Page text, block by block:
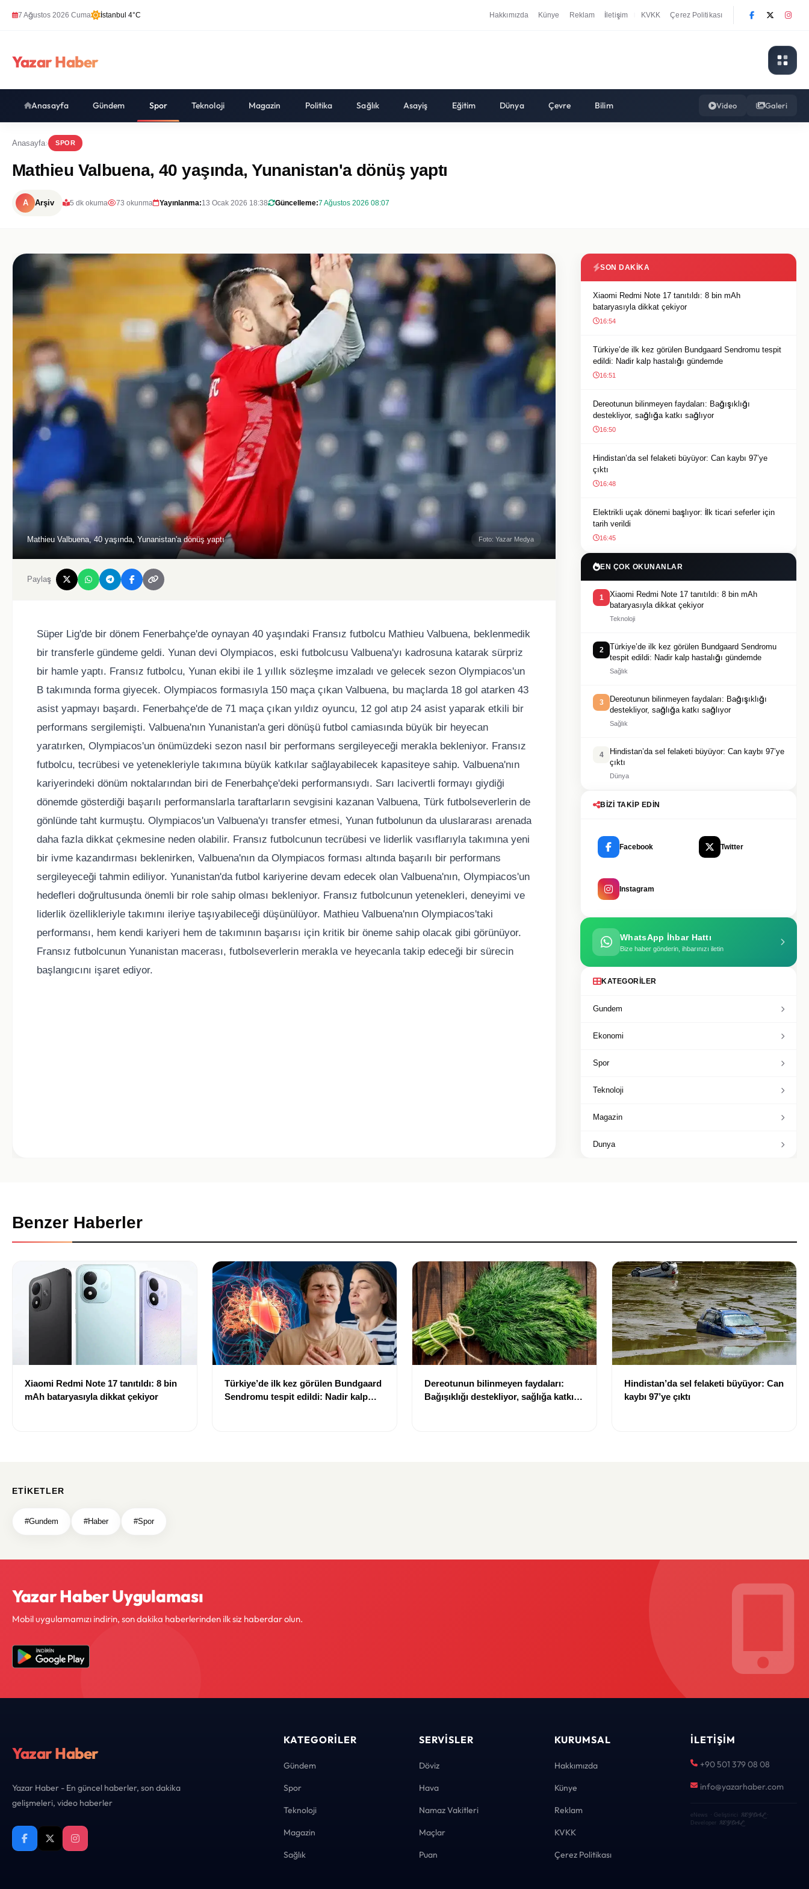
7 Ağustos 2026 Cuma İstanbul 4°C Hakkımızda Künye Reklam İletişim KVKK Çerez Politikası
Yazar Haber
Anasayfa Gündem Spor Teknoloji Magazin Politika Sağlık Asayiş Eğitim Dünya Çevre Bilim Video Galeri
Anasayfa SPOR
Mathieu Valbuena, 40 yaşında, Yunanistan'a dönüş yaptı
A Arşiv 5 dk okuma 73 okunma Yayınlanma:13 Ocak 2026 18:38 Güncelleme:7 Ağustos 2026 08:07
Mathieu Valbuena, 40 yaşında, Yunanistan'a dönüş yaptı Foto: Yazar Medya
Paylaş
Süper Lig'de bir dönem Fenerbahçe'de oynayan 40 yaşındaki Fransız futbolcu Mathieu Valbuena, beklenmedik
bir transferle gündeme geldi. Yunan devi Olympiacos, eski futbolcusu Valbuena'yı kadrosuna katarak sürpriz
bir hamle yaptı. Fransız futbolcu, Yunan ekibi ile 1 yıllık sözleşme imzaladı ve gelecek sezon Olympiacos'un
B takımında forma giyecek. Olympiacos formasıyla 150 maça çıkan Valbuena, bu maçlarda 18 gol atarken 43
asist yapmayı başardı. Fenerbahçe'de de 71 maça çıkan yıldız oyuncu, 12 gol atıp 24 asist yaparak etkili bir
performans sergilemişti. Valbuena'nın Yunanistan'a geri dönüşü futbol camiasında büyük bir heyecan
yaratırken, Olympiacos'un önümüzdeki sezon nasıl bir performans sergileyeceği merakla bekleniyor. Fransız
futbolcu, tecrübesi ve yetenekleriyle takımına büyük katkılar sağlayabilecek kapasiteye sahip. Valbuena'nın
kariyerindeki dönüm noktalarından biri de Fenerbahçe'deki performansıydı. Sarı lacivertli formayı giydiği
dönemde gösterdiği başarılı performanslarla taraftarların sevgisini kazanan Valbuena, Türk futbolseverlerin de
gönlünde taht kurmuştu. Olympiacos'un Valbuena'yı transfer etmesi, Yunan futbolunun da uluslararası arenada
daha fazla dikkat çekmesine neden olabilir. Fransız futbolcunun tecrübesi ve liderlik vasıflarıyla takımına yeni
bir ivme kazandırması beklenirken, Valbuena'nın da Olympiacos forması altında başarılı bir performans
sergileyeceği tahmin ediliyor. Yunanistan'da futbol kariyerine devam edecek olan Valbuena'nın, Olympiacos'un
hedefleri doğrultusunda önemli bir role sahip olması bekleniyor. Fransız futbolcunun yetenekleri, deneyimi ve
liderlik özellikleriyle takımını ileriye taşıyabileceği düşünülüyor. Mathieu Valbuena'nın Olympiacos'taki
performansı, hem kendi kariyeri hem de takımının başarısı için kritik bir öneme sahip olacak gibi görünüyor.
Fransız futbolcunun Yunanistan macerası, futbolseverlerin merakla ve heyecanla takip edeceği bir sürecin
başlangıcını işaret ediyor.
SON DAKIKA
Xiaomi Redmi Note 17 tanıtıldı: 8 bin mAh
bataryasıyla dikkat çekiyor
16:54
Türkiye’de ilk kez görülen Bundgaard Sendromu tespit
edildi: Nadir kalp hastalığı gündemde
16:51
Dereotunun bilinmeyen faydaları: Bağışıklığı
destekliyor, sağlığa katkı sağlıyor
16:50
Hindistan’da sel felaketi büyüyor: Can kaybı 97’ye
çıktı
16:48
Elektrikli uçak dönemi başlıyor: İlk ticari seferler için
tarih verildi
16:45
EN ÇOK OKUNANLAR
1
Xiaomi Redmi Note 17 tanıtıldı: 8 bin mAh
bataryasıyla dikkat çekiyor
Teknoloji
2
Türkiye’de ilk kez görülen Bundgaard Sendromu
tespit edildi: Nadir kalp hastalığı gündemde
Sağlık
3
Dereotunun bilinmeyen faydaları: Bağışıklığı
destekliyor, sağlığa katkı sağlıyor
Sağlık
4
Hindistan’da sel felaketi büyüyor: Can kaybı 97’ye
çıktı
Dünya
BIZI TAKIP EDIN
Facebook Twitter
Instagram
WhatsApp İhbar Hattı
Bize haber gönderin, ihbarınızı iletin
KATEGORILER
Gundem
Ekonomi
Spor
Teknoloji
Magazin
Dunya
Benzer Haberler
Xiaomi Redmi Note 17 tanıtıldı: 8 bin
mAh bataryasıyla dikkat çekiyor
Türkiye’de ilk kez görülen Bundgaard
Sendromu tespit edildi: Nadir kalp
Dereotunun bilinmeyen faydaları:
Bağışıklığı destekliyor, sağlığa katkı
Hindistan’da sel felaketi büyüyor: Can
kaybı 97’ye çıktı
ETIKETLER
#Gundem #Haber #Spor
Yazar Haber Uygulaması
Mobil uygulamamızı indirin, son dakika haberlerinden ilk siz haberdar olun.
Yazar Haber
Yazar Haber - En güncel haberler, son dakika
gelişmeleri, video haberler
KATEGORILER
Gündem
Spor
Teknoloji
Magazin
Sağlık
SERVISLER
Döviz
Hava
Namaz Vakitleri
Maçlar
Puan
KURUMSAL
Hakkımızda
Künye
Reklam
KVKK
Çerez Politikası
İLETIŞIM
+90 501 379 08 08
info@yazarhaber.com
eNews · Geliştirici KEYDAL·
Developer KEYDAL